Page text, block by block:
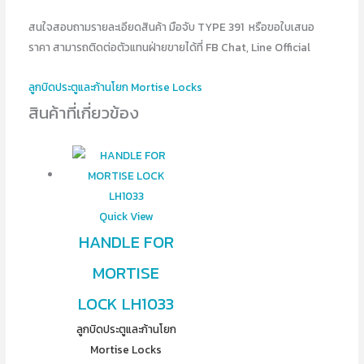
สนใจสอบถามรายละเอียดสินค้า มือจับ TYPE 391 หรือขอใบเสนอ
ราคา สามารถติดต่อตัวแทนฝ่ายขายได้ที่ FB Chat, Line Official
ลูกบิดประตูและก้านโยก Mortise Locks
สินค้าที่เกี่ยวข้อง
Quick View
HANDLE FOR
MORTISE
LOCK LH1033
ลูกบิดประตูและก้านโยก
Mortise Locks